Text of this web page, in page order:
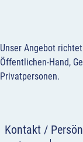
Unser Angebot
Öffentlichen-Hand,
Privatpersonen.
Kontakt /